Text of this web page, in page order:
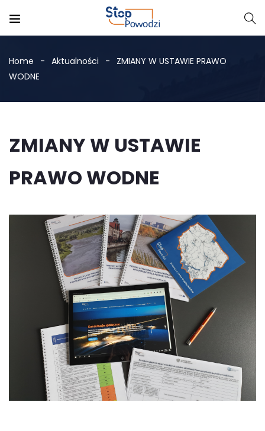
Home Aktualności
ZMIANY W USTAWIE PRAWO
WODNE
ZMIANY W USTAWIE
PRAWO WODNE